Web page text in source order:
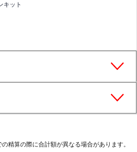
キット
精算の際に合計額が異なる場合があります。